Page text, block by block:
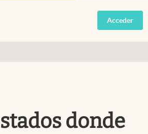
Argentina
España
Acceder
donde